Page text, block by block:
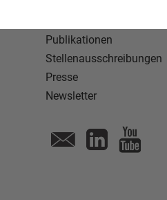
Publikationen
Stellenausschreibungen
Presse
Newsletter